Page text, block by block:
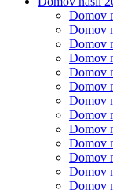
Domov
Domov
Domov
Domov
Domov
Domov
Domov
Domov
Domov
Domov
Domov
Domov
Domov